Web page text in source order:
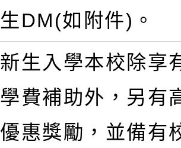
生DM(如附件)。
新生入學本校除享
學費補助外，另有
優惠獎勵，並備有